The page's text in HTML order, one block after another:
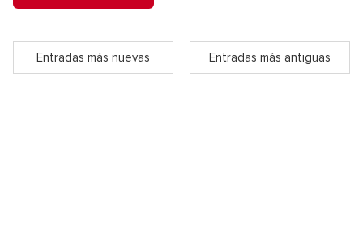
Entradas más nuevas Entradas más antiguas